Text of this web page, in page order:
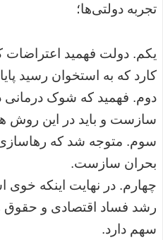
تجربه دولتی‌ها؛
یکم. دولت فهمید اعتراضات
کارد که به استخوان رسید
دوم. فهمید که شوک درمانی
سازست و باید در این روش
سوم. متوجه شد که رهاسازی
بحران سازست.
چهارم. در نهایت اینکه خوی
رشد فساد اقتصادی و حقوق
سهم دارد.